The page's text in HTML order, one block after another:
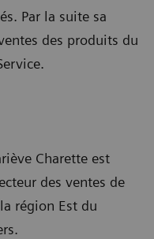
Par la suite sa
des produits du
Charette est
des ventes de
région Est du